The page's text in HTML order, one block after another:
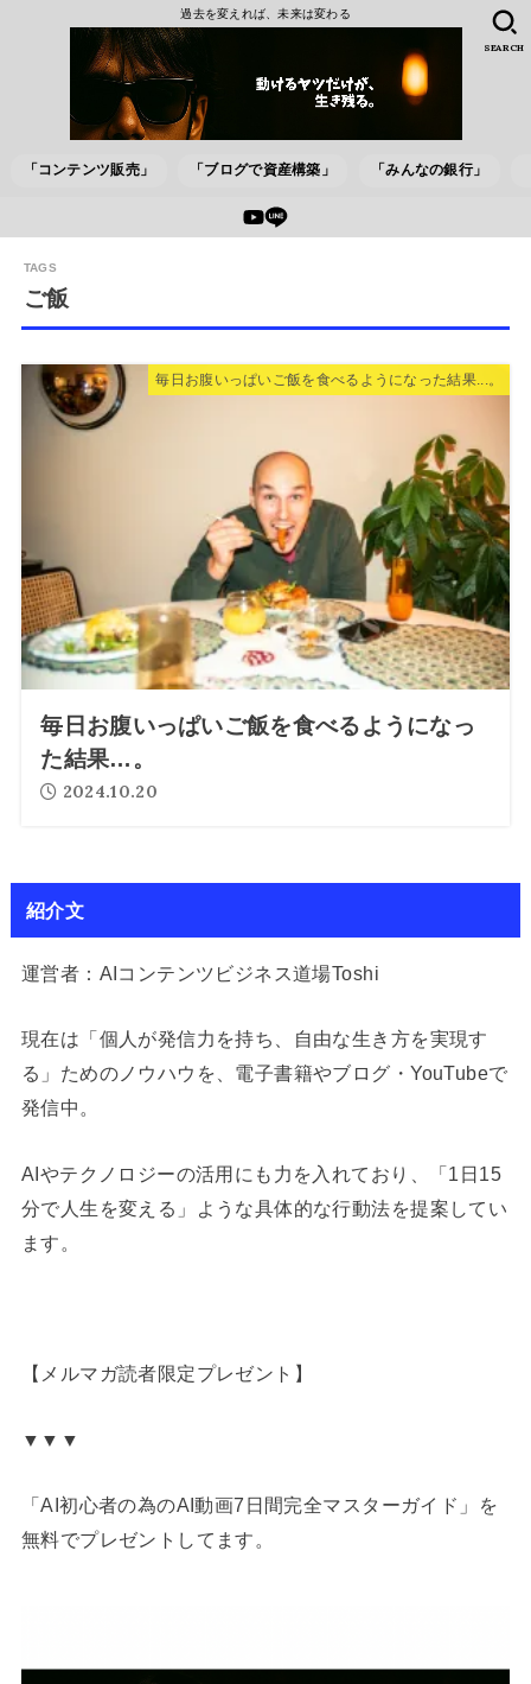
過去を変えれば、未来は変わる
「コンテンツ販売」 「ブログで資産構築」 「みんなの銀行」
SEARCH
ご飯
毎日お腹いっぱいご飯を食べるようになった結果...。
毎日お腹いっぱいご飯を食べるようになっ
た結果…。
2024.10.20
紹介文
運営者：AIコンテンツビジネス道場Toshi
現在は「個人が発信力を持ち、自由な生き方を実現す
る」ためのノウハウを、電子書籍やブログ・YouTubeで
発信中。
AIやテクノロジーの活用にも力を入れており、「1日15
分で人生を変える」ような具体的な行動法を提案してい
ます。
【メルマガ読者限定プレゼント】
▼▼▼
「AI初心者の為のAI動画7日間完全マスターガイド」を
無料でプレゼントしてます。